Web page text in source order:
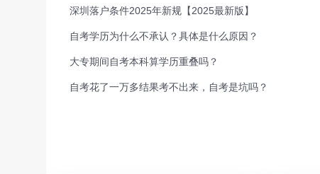
深圳落户条件2025年新规【2025最新版】
自考学历为什么不承认？具体是什么原因？
大专期间自考本科算学历重叠吗？
自考花了一万多结果考不出来，自考是坑吗？